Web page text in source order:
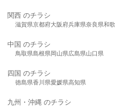
関西 のチラシ
滋賀県京都府大阪府兵庫県奈良県和
中国 のチラシ
鳥取県島根県岡山県広島県山口県
四国 のチラシ
徳島県香川県愛媛県高知県
九州・沖縄 のチラシ